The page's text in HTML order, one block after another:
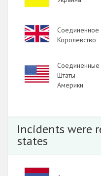
Image
Соединенное
Королевство
Image
Соединенные
Штаты
Америки
Incidents were
states
Image